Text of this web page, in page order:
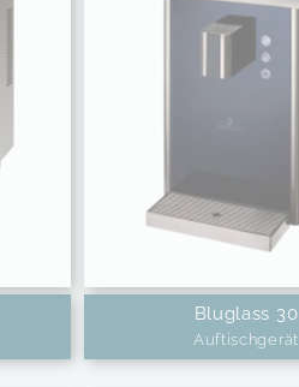
Bluglass 30
Auftischgerät